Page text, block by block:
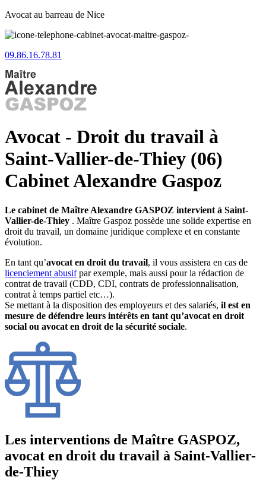
Avocat au barreau de Nice
09.86.16.78.81
Avocat - Droit du travail à
Saint-Vallier-de-Thiey (06)
Cabinet Alexandre Gaspoz
Le cabinet de Maître Alexandre GASPOZ intervient à Saint-
Vallier-de-Thiey . Maître Gaspoz possède une solide expertise en
droit du travail, un domaine juridique complexe et en constante
évolution.
En tant qu’avocat en droit du travail, il vous assistera en cas de
licenciement abusifpar exemple, mais aussi pour la rédaction de
contrat de travail (CDD, CDI, contrats de professionnalisation,
contrat à temps partiel etc…).
Se mettant à la disposition des employeurs et des salariés, il est en
mesure de défendre leurs intérêts en tant qu’avocat en droit
social ou avocat en droit de la sécurité sociale.
Les interventions de Maître GASPOZ,
avocat en droit du travail à Saint-Vallier-
de-Thiey